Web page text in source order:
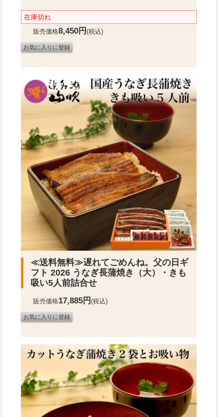
在庫切れ
販売価格8,450円(税込)
≪送料無料≫遅れてごめんね。父の日ギ
フト 2026 うなぎ長蒲焼き（大）・きも
吸い5人前詰合せ
販売価格17,885円(税込)